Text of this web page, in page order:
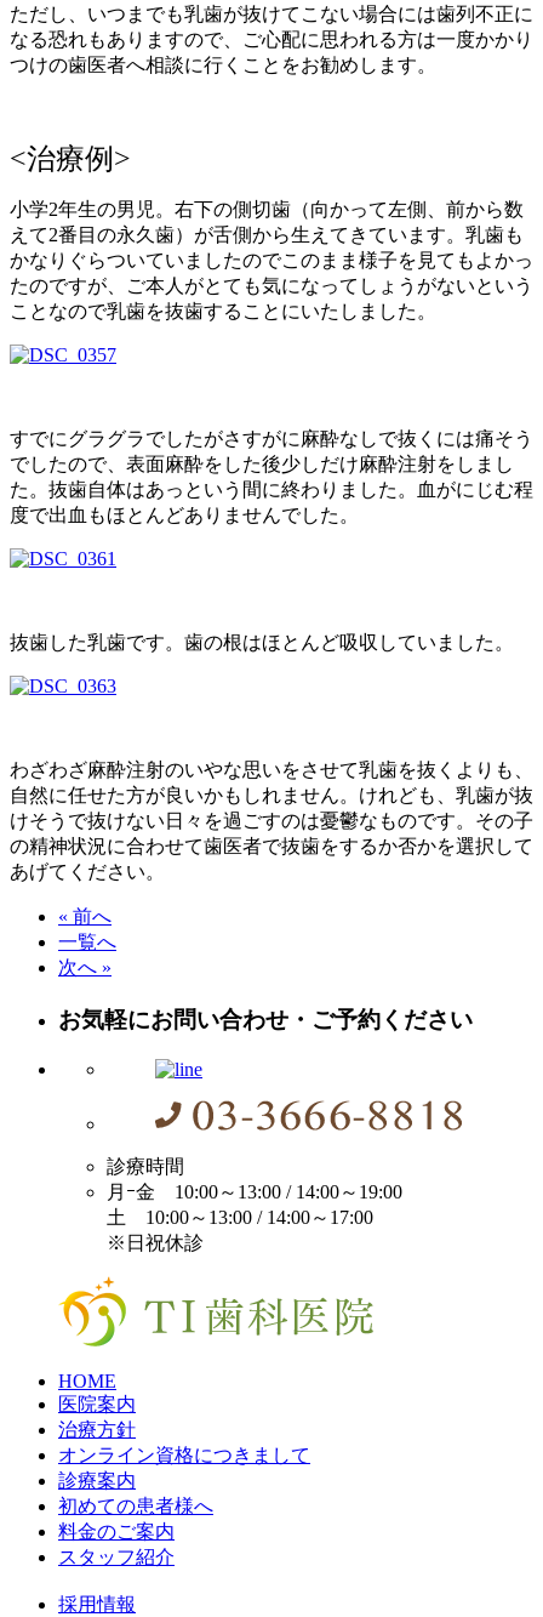
ただし、いつまでも乳歯が抜けてこない場合には歯列不正に
なる恐れもありますので、ご心配に思われる方は一度かかり
つけの歯医者へ相談に行くことをお勧めします。
<治療例>
小学2年生の男児。右下の側切歯（向かって左側、前から数
えて2番目の永久歯）が舌側から生えてきています。乳歯も
かなりぐらついていましたのでこのまま様子を見てもよかっ
たのですが、ご本人がとても気になってしょうがないという
ことなので乳歯を抜歯することにいたしました。
すでにグラグラでしたがさすがに麻酔なしで抜くには痛そう
でしたので、表面麻酔をした後少しだけ麻酔注射をしまし
た。抜歯自体はあっという間に終わりました。血がにじむ程
度で出血もほとんどありませんでした。
抜歯した乳歯です。歯の根はほとんど吸収していました。
わざわざ麻酔注射のいやな思いをさせて乳歯を抜くよりも、
自然に任せた方が良いかもしれません。けれども、乳歯が抜
けそうで抜けない日々を過ごすのは憂鬱なものです。その子
の精神状況に合わせて歯医者で抜歯をするか否かを選択して
あげてください。
« 前へ
一覧へ
次へ »
お気軽にお問い合わせ・ご予約ください
診療時間
月ｰ金 10:00～13:00 / 14:00～19:00
土 10:00～13:00 / 14:00～17:00
※日祝休診
HOME
医院案内
治療方針
オンライン資格につきまして
診療案内
初めての患者様へ
料金のご案内
スタッフ紹介
採用情報